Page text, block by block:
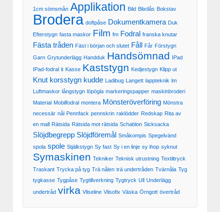
1cm sömsmån Applikation Bild Blixtlås Bokstav
Brodera doftpåse Dokumentkamera Duk
Efterstygn fasta maskor Film fm Fodral franska knutar
Fästa tråden Fäst i början och slutet Fåll Får Förstygn
Garn Grytunderlägg Handduk Handsömnad IPad
IPad-fodral it Kasse Kaststygn Kedjestygn Klipp ut
Knut korsstygn kudde Ladibug Langett lappteknik lm
Luftmaskor långstygn löpögla markeringspapper maskinbroderi
Material Mobilfodral montera Mönsteröverföring Mönstra
necessär nål Pennfack pennskrin raklödder Redskap Rita av
en mall Rätsida Rätsida mot rätsida Schablon Sicksacka
Slöjdbegrepp Slöjdföremål Småkompis Spegelvänd
spola spole Stjälkstygn Sy fast Sy i en linje sy ihop syknut
Symaskinen Tekniker Teknisk utrustning Textiltryck
Traskant Trycka på tyg Trä nålen trä undertråden Tvärnåla Tyg
tygkasse Tygpåse Tygtillverkning Tygtryck Ull Underlägg
undertråd virka Vliseline Vlisofix Väska Örngott övertråd